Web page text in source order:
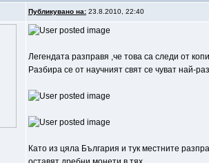
Публикувано на:23.8.2010, 22:40
Легендата разправя ,че това са следи от
Разбира се от научният свят се чуват най-
Като из цяла България и тук местните